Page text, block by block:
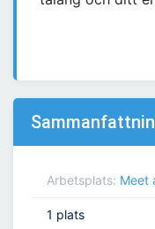
Arbetsplats: Meet
1 plats